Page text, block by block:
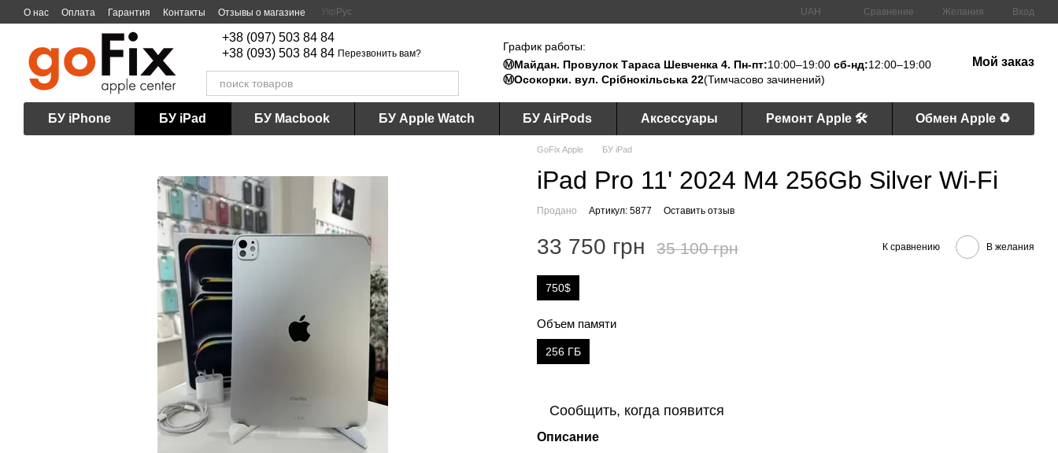
Перейти к основному контенту
О нас Оплата Гарантия Контакты Отзывы о магазине Укр Рус UAH Сравнение Желания Вход
+38 (097) 503 84 84
+38 (093) 503 84 84 Перезвонить вам?
График работы:
Ⓜ️Майдан. Провулок Тараса Шевченка 4. Пн-пт:10:00–19:00сб-нд:12:00–19:00
Ⓜ️Осокорки. вул. Срібнокільська 22(Тимчасово зачинений)
Мой заказ
БУ iPhone БУ iPad БУ Macbook БУ Apple Watch БУ AirPods Аксессуары Ремонт Apple 🛠 Обмен Apple ♻️
GoFix Apple БУ iPad
iPad Pro 11' 2024 M4 256Gb Silver Wi-Fi
Продано Артикул: 5877 Оставить отзыв
33 750 грн 35 100 грн К сравнению В желания
750$
Объем памяти
256 ГБ
Сообщить, когда появится
Описание